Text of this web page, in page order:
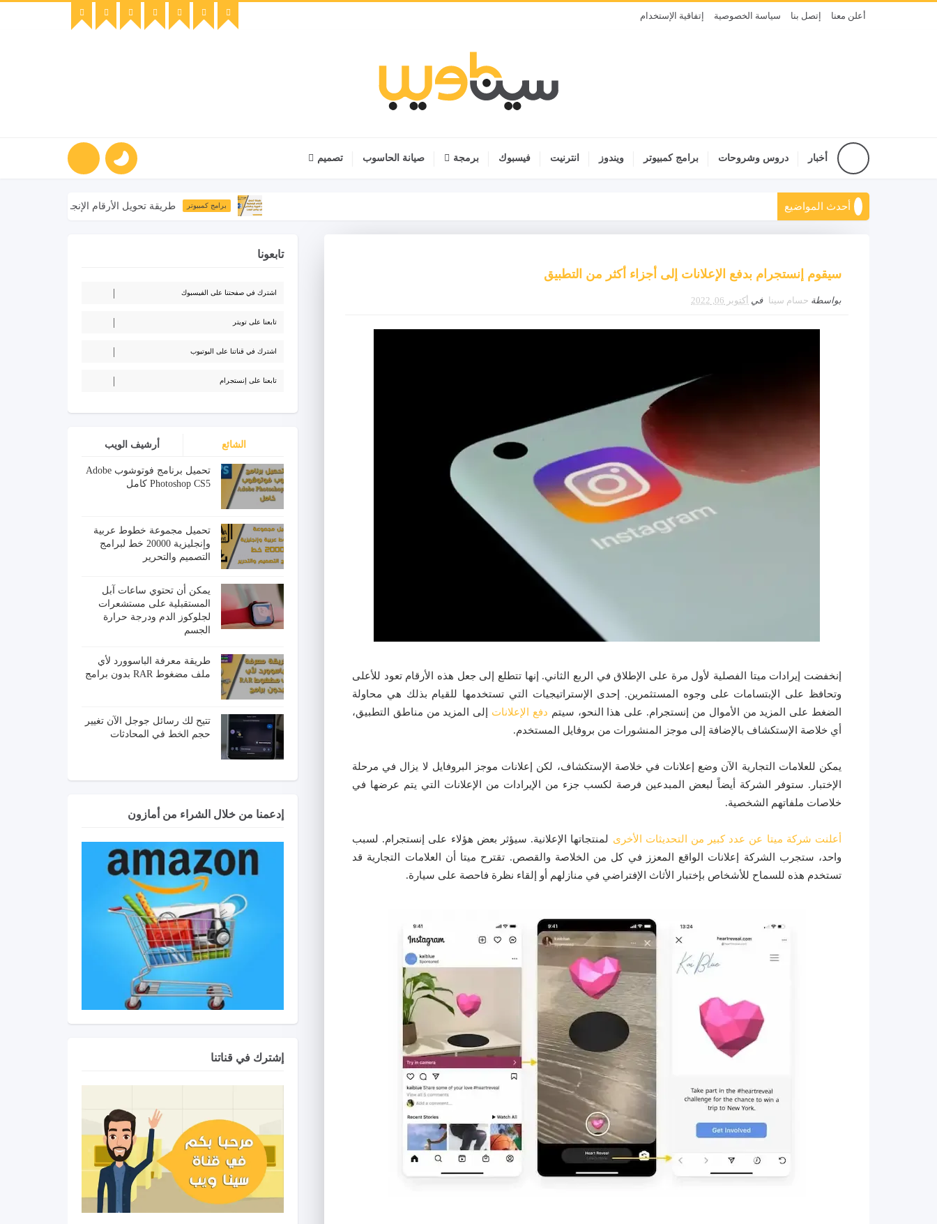
أعلن معنا إتصل بنا سياسة الخصوصية إتفاقية الإستخدام
أخبار دروس وشروحات برامج كمبيوتر ويندوز انترنيت فيسبوك برمجة صيانة الحاسوب تصميم
أحدث المواضيع برامج كمبيوتر طريقة تحويل الأرقام الإنجليزية إلى العربية
سيقوم إنستجرام بدفع الإعلانات إلى أجزاء أكثر من التطبيق
بواسطة حسام سينا في أكتوبر 06, 2022
إنخفضت إيرادات ميتا الفصلية لأول مرة على الإطلاق في الربع الثاني. إنها تتطلع إلى جعل هذه الأرقام تعود للأعلى
وتحافظ على الإبتسامات على وجوه المستثمرين. إحدى الإستراتيجيات التي تستخدمها للقيام بذلك هي محاولة
الضغط على المزيد من الأموال من إنستجرام. على هذا النحو، سيتم دفع الإعلانات إلى المزيد من مناطق التطبيق،
أي خلاصة الإستكشاف بالإضافة إلى موجز المنشورات من بروفايل المستخدم.
يمكن للعلامات التجارية الآن وضع إعلانات في خلاصة الإستكشاف، لكن إعلانات موجز البروفايل لا يزال في مرحلة
الإختبار. ستوفر الشركة أيضاً لبعض المبدعين فرصة لكسب جزء من الإيرادات من الإعلانات التي يتم عرضها في
خلاصات ملفاتهم الشخصية.
أعلنت شركة ميتا عن عدد كبير من التحديثات الأخرى لمنتجاتها الإعلانية. سيؤثر بعض هؤلاء على إنستجرام. لسبب
واحد، ستجرب الشركة إعلانات الواقع المعزز في كل من الخلاصة والقصص. تقترح ميتا أن العلامات التجارية قد
تستخدم هذه للسماح للأشخاص بإختبار الأثاث الإفتراضي في منازلهم أو إلقاء نظرة فاحصة على سيارة.
تابعونا
اشترك في صفحتنا على الفيسبوك
تابعنا على تويتر
اشترك في قناتنا على اليوتيوب
تابعنا على إنستجرام
الشائع أرشيف الويب
تحميل برنامج فوتوشوب Adobe
Photoshop CS5 كامل
تحميل مجموعة خطوط عربية
وإنجليزية 20000 خط لبرامج
التصميم والتحرير
يمكن أن تحتوي ساعات آبل
المستقبلية على مستشعرات
لجلوكوز الدم ودرجة حرارة
الجسم
طريقة معرفة الباسوورد لأي
ملف مضغوط RAR بدون برامج
تتيح لك رسائل جوجل الآن تغيير
حجم الخط في المحادثات
إدعمنا من خلال الشراء من أمازون
إشترك في قناتنا